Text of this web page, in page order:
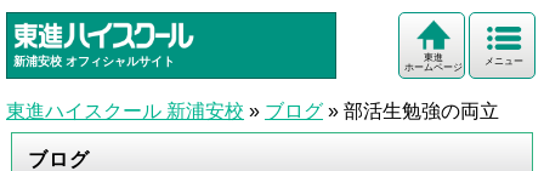
新浦安校 オフィシャルサイト メニュー
東進
ホームページ
東進ハイスクール 新浦安校 » ブログ » 部活生勉強の両立
ブログ